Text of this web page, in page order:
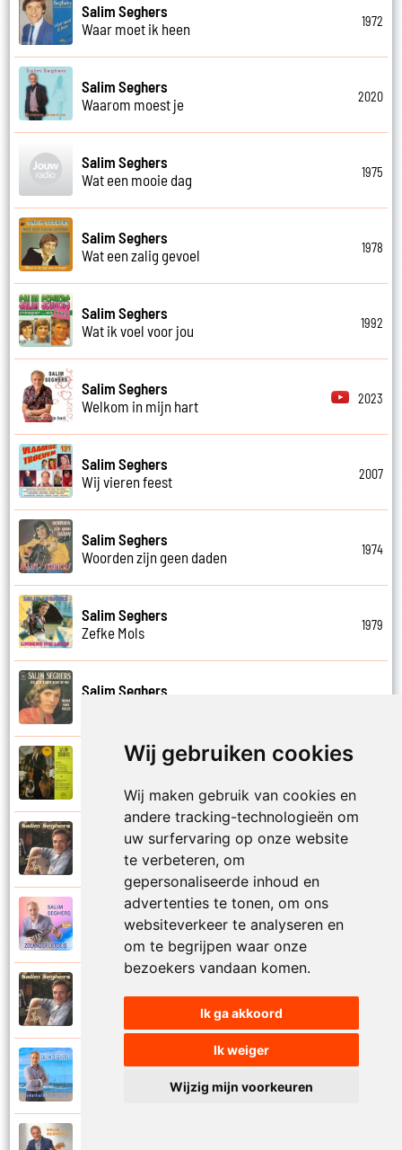
Wij gebruiken cookies
Wij maken gebruik van cookies en
andere tracking-technologieën om
uw surfervaring op onze website
te verbeteren, om
gepersonaliseerde inhoud en
advertenties te tonen, om ons
websiteverkeer te analyseren en
om te begrijpen waar onze
bezoekers vandaan komen.
Ik ga akkoord
Ik weiger
Wijzig mijn voorkeuren
Salim Seghers
Waar moet ik heen
1972
Salim Seghers
Waarom moest je
2020
Salim Seghers
Wat een mooie dag
1975
Salim Seghers
Wat een zalig gevoel
1978
Salim Seghers
Wat ik voel voor jou
1992
Salim Seghers
Welkom in mijn hart
2023
Salim Seghers
Wij vieren feest
2007
Salim Seghers
Woorden zijn geen daden
1974
Salim Seghers
Zefke Mols
1979
Salim Seghers
Salim Seghers
Salim Seghers
Zeven nachten geef ik jou
Salim Seghers
Zolang er liefde is
2002
Salim Seghers
Zomerliefde is zo mooi